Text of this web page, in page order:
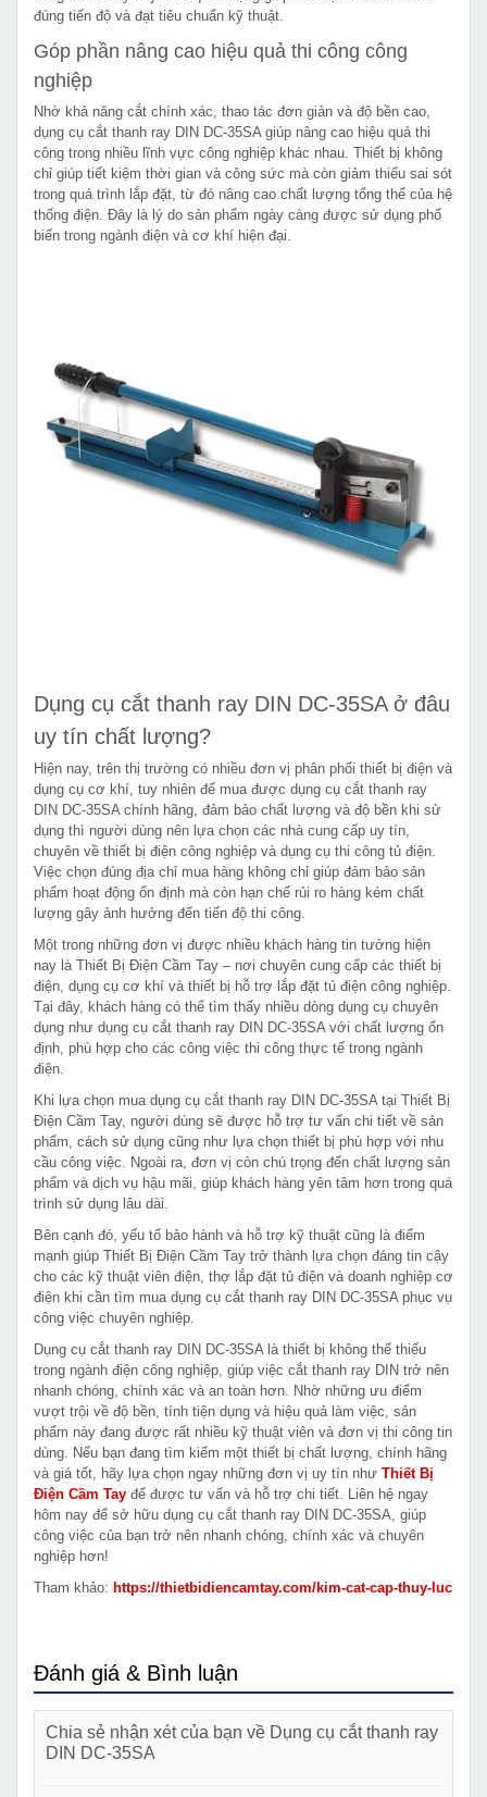
đúng tiến độ và đạt tiêu chuẩn kỹ thuật.
Góp phần nâng cao hiệu quả thi công công
nghiệp
Nhờ khả năng cắt chính xác, thao tác đơn giản và độ bền cao,
dụng cụ cắt thanh ray DIN DC-35SA giúp nâng cao hiệu quả thi
công trong nhiều lĩnh vực công nghiệp khác nhau. Thiết bị không
chỉ giúp tiết kiệm thời gian và công sức mà còn giảm thiểu sai sót
trong quá trình lắp đặt, từ đó nâng cao chất lượng tổng thể của hệ
thống điện. Đây là lý do sản phẩm ngày càng được sử dụng phổ
biến trong ngành điện và cơ khí hiện đại.
Dụng cụ cắt thanh ray DIN DC-35SA ở đâu
uy tín chất lượng?
Hiện nay, trên thị trường có nhiều đơn vị phân phối thiết bị điện và
dụng cụ cơ khí, tuy nhiên để mua được dụng cụ cắt thanh ray
DIN DC-35SA chính hãng, đảm bảo chất lượng và độ bền khi sử
dụng thì người dùng nên lựa chọn các nhà cung cấp uy tín,
chuyên về thiết bị điện công nghiệp và dụng cụ thi công tủ điện.
Việc chọn đúng địa chỉ mua hàng không chỉ giúp đảm bảo sản
phẩm hoạt động ổn định mà còn hạn chế rủi ro hàng kém chất
lượng gây ảnh hưởng đến tiến độ thi công.
Một trong những đơn vị được nhiều khách hàng tin tưởng hiện
nay là Thiết Bị Điện Cầm Tay – nơi chuyên cung cấp các thiết bị
điện, dụng cụ cơ khí và thiết bị hỗ trợ lắp đặt tủ điện công nghiệp.
Tại đây, khách hàng có thể tìm thấy nhiều dòng dụng cụ chuyên
dụng như dụng cụ cắt thanh ray DIN DC-35SA với chất lượng ổn
định, phù hợp cho các công việc thi công thực tế trong ngành
điện.
Khi lựa chọn mua dụng cụ cắt thanh ray DIN DC-35SA tại Thiết Bị
Điện Cầm Tay, người dùng sẽ được hỗ trợ tư vấn chi tiết về sản
phẩm, cách sử dụng cũng như lựa chọn thiết bị phù hợp với nhu
cầu công việc. Ngoài ra, đơn vị còn chú trọng đến chất lượng sản
phẩm và dịch vụ hậu mãi, giúp khách hàng yên tâm hơn trong quá
trình sử dụng lâu dài.
Bên cạnh đó, yếu tố bảo hành và hỗ trợ kỹ thuật cũng là điểm
mạnh giúp Thiết Bị Điện Cầm Tay trở thành lựa chọn đáng tin cậy
cho các kỹ thuật viên điện, thợ lắp đặt tủ điện và doanh nghiệp cơ
điện khi cần tìm mua dụng cụ cắt thanh ray DIN DC-35SA phục vụ
công việc chuyên nghiệp.
Dụng cụ cắt thanh ray DIN DC-35SA là thiết bị không thể thiếu
trong ngành điện công nghiệp, giúp việc cắt thanh ray DIN trở nên
nhanh chóng, chính xác và an toàn hơn. Nhờ những ưu điểm
vượt trội về độ bền, tính tiện dụng và hiệu quả làm việc, sản
phẩm này đang được rất nhiều kỹ thuật viên và đơn vị thi công tin
dùng. Nếu bạn đang tìm kiếm một thiết bị chất lượng, chính hãng
và giá tốt, hãy lựa chọn ngay những đơn vị uy tín như Thiết Bị
Điện Cầm Tay để được tư vấn và hỗ trợ chi tiết. Liên hệ ngay
hôm nay để sở hữu dụng cụ cắt thanh ray DIN DC-35SA, giúp
công việc của bạn trở nên nhanh chóng, chính xác và chuyên
nghiệp hơn!
Tham khảo: https://thietbidiencamtay.com/kim-cat-cap-thuy-luc
Đánh giá & Bình luận
Chia sẻ nhận xét của bạn về Dụng cụ cắt thanh ray
DIN DC-35SA